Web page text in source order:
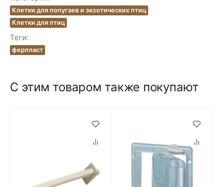
Клетки для попугаев и экзотических птиц
Клетки для птиц
Теги:
ферпласт
С этим товаром также покупают